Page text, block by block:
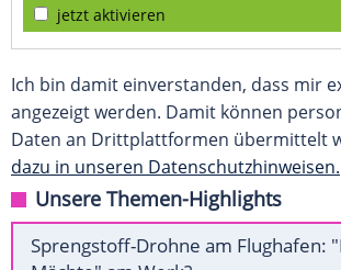
jetzt aktivieren
Ich bin damit einverstanden, dass mir
angezeigt werden. Damit können
Daten an Drittplattformen übermittelt
dazu in unseren Datenschutzhinweisen.
Unsere Themen-Highlights
Sprengstoff-Drohne am Flughafen: